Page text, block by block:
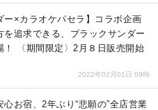
ー×カラオケパセラ】コラボ企画
を追求できる、ブラックサンダー
！ 〈期間限定〉2月８日販売開始
2022年02月01日 09時
お宿、2年ぶり“悲願の”全店営業